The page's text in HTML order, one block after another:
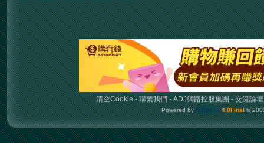
清空Cookie-聯繫我們-ADJ網路控股集團-交流論壇
Powered byX-Space 4.0Final©